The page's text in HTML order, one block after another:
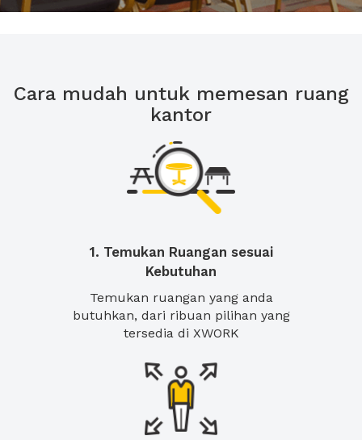
Cara mudah untuk memesan ruang
kantor
1. Temukan Ruangan sesuai
Kebutuhan
Temukan ruangan yang anda
butuhkan, dari ribuan pilihan yang
tersedia di XWORK